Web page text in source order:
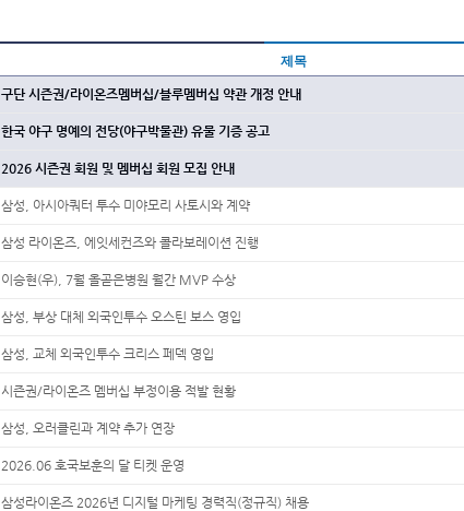
제목
구단 시즌권/라이온즈멤버십/블루멤버십 약관 개정 안내
한국 야구 명예의 전당(야구박물관) 유물 기증 공고
2026 시즌권 회원 및 멤버십 회원 모집 안내
삼성, 아시아쿼터 투수 미야모리 사토시와 계약
삼성 라이온즈, 에잇세컨즈와 콜라보레이션 진행
이승현(우), 7월 올곧은병원 월간 MVP 수상
삼성, 부상 대체 외국인투수 오스틴 보스 영입
삼성, 교체 외국인투수 크리스 페덱 영입
시즌권/라이온즈 멤버십 부정이용 적발 현황
삼성, 오러클린과 계약 추가 연장
2026.06 호국보훈의 달 티켓 운영
삼성라이온즈 2026년 디지털 마케팅 경력직(정규직) 채용